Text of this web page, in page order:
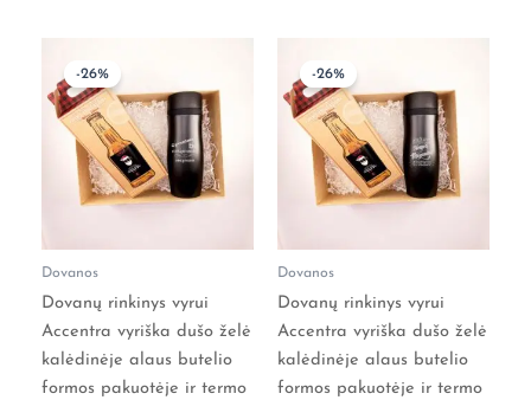
-26%
Dovanos
Dovanų rinkinys vyrui
Accentra vyriška dušo želė
kalėdinėje alaus butelio
formos pakuotėje ir termo
price
was:
€27,00. €20,00.
-26%
Dovanos
Dovanų rinkinys vyrui
Accentra vyriška dušo želė
kalėdinėje alaus butelio
formos pakuotėje ir termo
price
was:
€27,00.